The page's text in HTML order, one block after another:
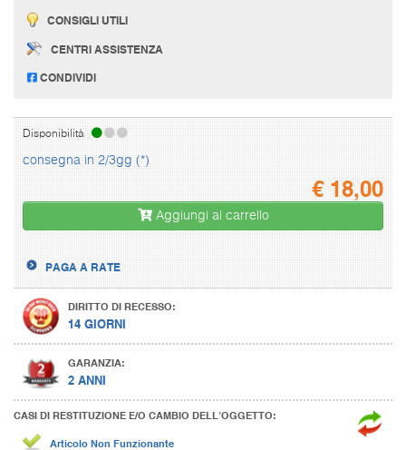
CONSIGLI UTILI
CENTRI ASSISTENZA
CONDIVIDI
Disponibilità
consegna in 2/3gg (*)
€18,00
Aggiungi al carrello
PAGA A RATE
DIRITTO DI RECESSO:
14 GIORNI
GARANZIA:
2 ANNI
CASI DI RESTITUZIONE E/O CAMBIO DELL’OGGETTO:
Articolo Non Funzionante